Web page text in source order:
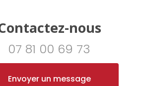
nous
07 81 00 69 73
Envoyer un message